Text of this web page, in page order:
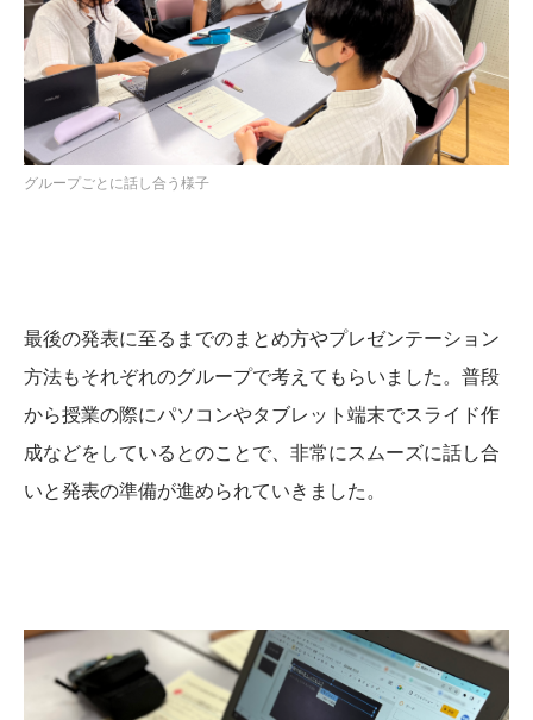
グループごとに話し合う様子
最後の発表に至るまでのまとめ方やプレゼンテーション
方法もそれぞれのグループで考えてもらいました。普段
から授業の際にパソコンやタブレット端末でスライド作
成などをしているとのことで、非常にスムーズに話し合
いと発表の準備が進められていきました。